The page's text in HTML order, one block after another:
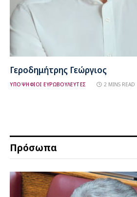
Γεροδημήτρης Γεώργιος
ΥΠΟΨΗΦΙΟΙ ΕΥΡΩΒΟΥΛΕΥΤΕΣ 2 MINS READ
Πρόσωπα